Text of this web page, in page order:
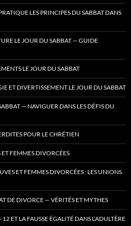
LES PRINCIPES DU SABBAT DANS
LE JOUR DU SABBAT — GUIDE
LE JOUR DU SABBAT
ET DIVERTISSEMENT LE JOUR DU SABBAT
— NAVIGUER DANS LES DÉFIS DU
POUR LE CHRÉTIEN
FEMMES DIVORCÉES
ET FEMMES DIVORCÉES : LES UNIONS
DE DIVORCE — VÉRITÉS ET MYTHES
ET LA FAUSSE ÉGALITÉ DANS L’ADULTÈRE